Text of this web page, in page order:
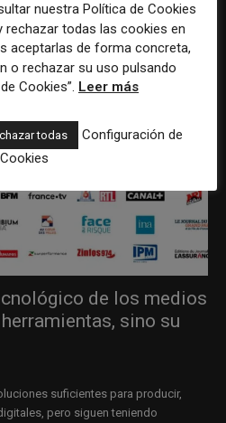
de los medios
sino su
suficientes para producir,
pero siguen teniendo
nuestra Política de Cookies
rechazar todas las cookies en
aceptarlas de forma concreta,
o rechazar su uso pulsando
Cookies”. Leer más
todas
Configuración de
Cookies